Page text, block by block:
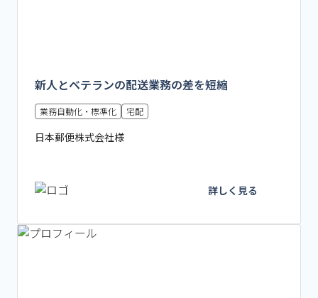
新人とベテランの配送業務の差を短縮
業務自動化・標準化 宅配
日本郵便株式会社様
詳しく見る